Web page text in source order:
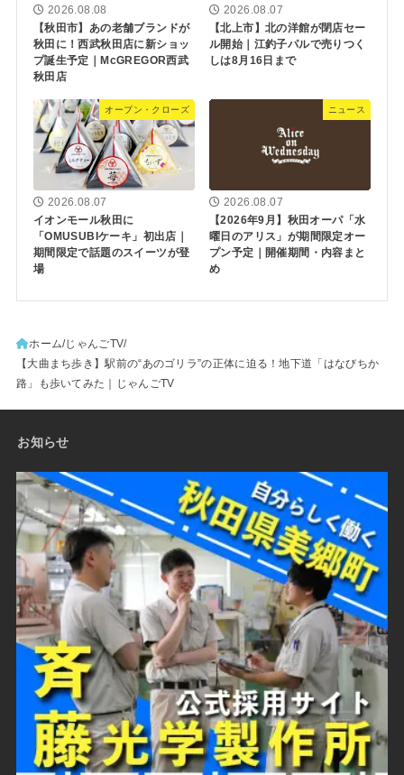
2026.08.08
【秋田市】あの老舗ブランドが
秋田に！西武秋田店に新ショッ
プ誕生予定｜McGREGOR西武
秋田店
2026.08.07
【北上市】北の洋館が閉店セー
ル開始｜江釣子パルで売りつく
しは8月16日まで
オープン・クローズ
2026.08.07
イオンモール秋田に
「OMUSUBIケーキ」初出店｜
期間限定で話題のスイーツが登
場
ニュース
2026.08.07
【2026年9月】秋田オーパ「水
曜日のアリス」が期間限定オー
プン予定｜開催期間・内容まと
め
ホーム じゃんごTV
【大曲まち歩き】駅前の“あのゴリラ”の正体に迫る！地下道「はなびちか
路」も歩いてみた｜じゃんごTV
お知らせ